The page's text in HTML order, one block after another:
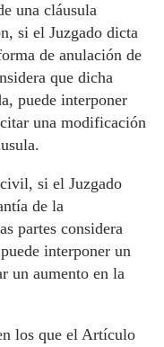
una cláusula
si el Juzgado dicta
de anulación de
que dicha
puede interponer
una modificación
si el Juzgado
de la
partes considera
interponer un
un aumento en la
los que el Artículo